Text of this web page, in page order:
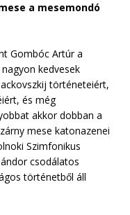
a mesemondó
Gombóc Artúr a
kedvesek
történeteiért,
és még
akkor dobban a
mese katonazenei
Szimfonikus
csodálatos
történetből áll